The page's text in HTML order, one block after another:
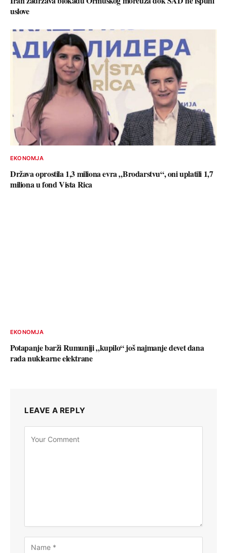
uslove
EKONOMJA
Država oprostila 1,3 miliona evra „Brodarstvu“, oni uplatili 1,7
miliona u fond Vista Rica
EKONOMJA
Potapanje barži Rumuniji „kupilo“ još najmanje devet dana
rada nuklearne elektrane
LEAVE A REPLY